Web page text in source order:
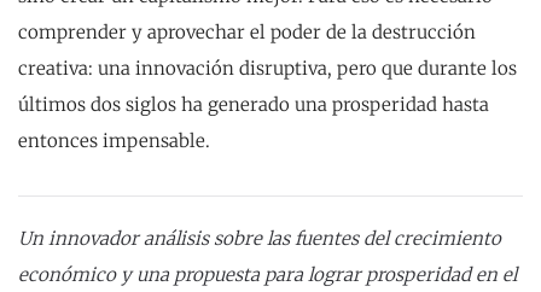
comprender y aprovechar el poder de la destrucción
creativa: una innovación disruptiva, pero que durante los
últimos dos siglos ha generado una prosperidad hasta
entonces impensable.
Un innovador análisis sobre las fuentes del crecimiento
económico y una propuesta para lograr prosperidaden el